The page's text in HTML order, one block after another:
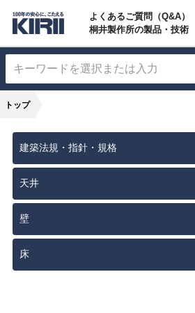
よくあるご質問（Q&A）
桐井製作所の製品・技術
トップ
建築法規・指針・規格
天井
壁
床